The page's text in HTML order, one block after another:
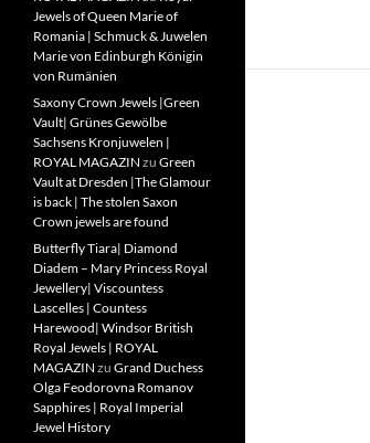
Jewels of Queen Marie of
Romania | Schmuck & Juwelen
Marie von Edinburgh Königin
von Rumänien
Saxony Crown Jewels |Green
Vault| Grünes Gewölbe
Sachsens Kronjuwelen |
ROYAL MAGAZIN zu Green
Vault at Dresden |The Glamour
is back | The stolen Saxon
Crown jewels are found
Butterfly Tiara| Diamond
Diadem – Mary Princess Royal
Jewellery| Viscountess
Lascelles | Countess
Harewood| Windsor British
Royal Jewels | ROYAL
MAGAZIN zu Grand Duchess
Olga Feodorovna Romanov
Sapphires | Royal Imperial
Jewel History